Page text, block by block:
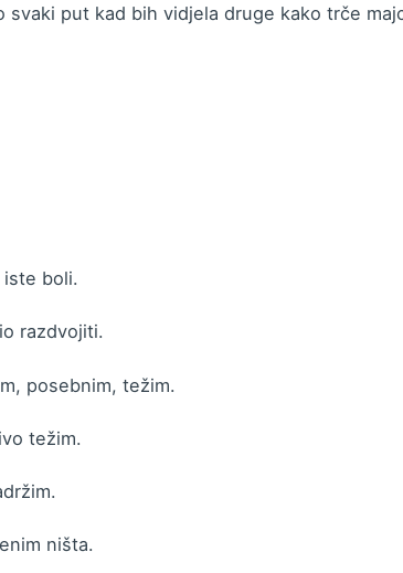
svaki put kad bih vidjela druge kako trče
iste boli.
razdvojiti.
posebnim, težim.
težim.
ništa.